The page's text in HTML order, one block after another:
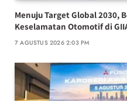
Menuju Target Global 2030,
Keselamatan Otomotif di
7 AGUSTUS 2026 2:03 PM